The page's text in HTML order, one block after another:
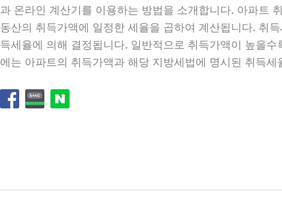
과 온라인 계산기를 이용하는 방법을 소개합니다. 아파트
동산의 취득가액에 일정한 세율을 곱하여 계산됩니다. 취
득세율에 의해 결정됩니다. 일반적으로 취득가액이 높을
에는 아파트의 취득가액과 해당 지방세법에 명시된 취득